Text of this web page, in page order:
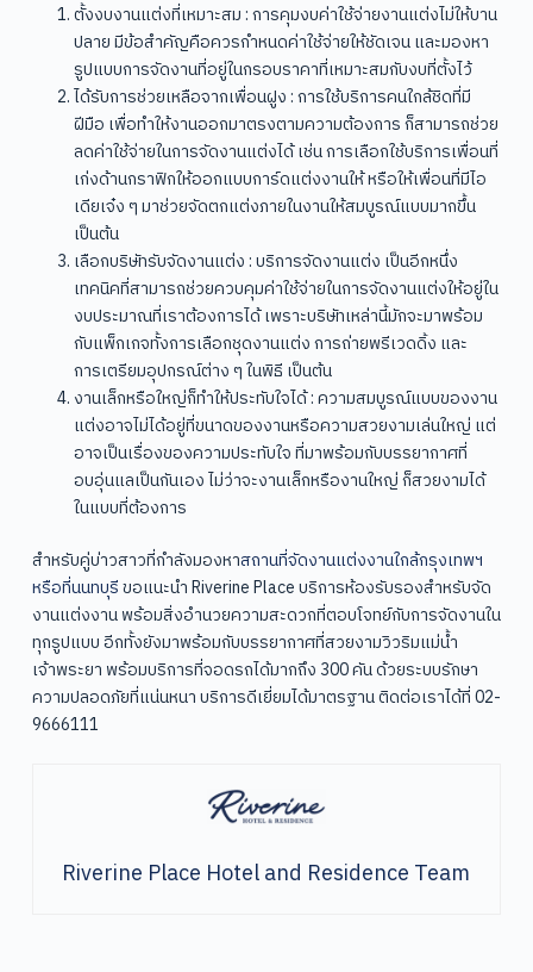
ตั้งงบงานแต่งที่เหมาะสม : การคุมงบค่าใช้จ่ายงานแต่งไม่ให้บาน
ปลาย มีข้อสำคัญคือควรกำหนดค่าใช้จ่ายให้ชัดเจน และมองหา
รูปแบบการจัดงานที่อยู่ในกรอบราคาที่เหมาะสมกับงบที่ตั้งไว้
ได้รับการช่วยเหลือจากเพื่อนฝูง : การใช้บริการคนใกล้ชิดที่มี
ฝีมือ เพื่อทำให้งานออกมาตรงตามความต้องการ ก็สามารถช่วย
ลดค่าใช้จ่ายในการจัดงานแต่งได้ เช่น การเลือกใช้บริการเพื่อนที่
เก่งด้านกราฟิกให้ออกแบบการ์ดแต่งงานให้ หรือให้เพื่อนที่มีไอ
เดียเจ๋ง ๆ มาช่วยจัดตกแต่งภายในงานให้สมบูรณ์แบบมากขึ้น
เป็นต้น
เลือกบริษัทรับจัดงานแต่ง : บริการจัดงานแต่ง เป็นอีกหนึ่ง
เทคนิคที่สามารถช่วยควบคุมค่าใช้จ่ายในการจัดงานแต่งให้อยู่ใน
งบประมาณที่เราต้องการได้ เพราะบริษัทเหล่านี้มักจะมาพร้อม
กับแพ็กเกจทั้งการเลือกชุดงานแต่ง การถ่ายพรีเวดดิ้ง และ
การเตรียมอุปกรณ์ต่าง ๆ ในพิธี เป็นต้น
งานเล็กหรือใหญ่ก็ทำให้ประทับใจได้ : ความสมบูรณ์แบบของงาน
แต่งอาจไม่ได้อยู่ที่ขนาดของงานหรือความสวยงามเล่นใหญ่ แต่
อาจเป็นเรื่องของความประทับใจ ที่มาพร้อมกับบรรยากาศที่
อบอุ่นแลเป็นกันเอง ไม่ว่าจะงานเล็กหรืองานใหญ่ ก็สวยงามได้
ในแบบที่ต้องการ
สำหรับคู่บ่าวสาวที่กำลังมองหาสถานที่จัดงานแต่งงานใกล้กรุงเทพฯ
หรือที่นนทบุรีขอแนะนำ Riverine Place บริการห้องรับรองสำหรับจัด
งานแต่งงาน พร้อมสิ่งอำนวยความสะดวกที่ตอบโจทย์กับการจัดงานใน
ทุกรูปแบบ อีกทั้งยังมาพร้อมกับบรรยากาศที่สวยงามวิวริมแม่น้ำ
เจ้าพระยา พร้อมบริการที่จอดรถได้มากถึง 300 คัน ด้วยระบบรักษา
ความปลอดภัยที่แน่นหนา บริการดีเยี่ยมได้มาตรฐาน ติดต่อเราได้ที่ 02-
9666111
Riverine Place Hotel and Residence Team